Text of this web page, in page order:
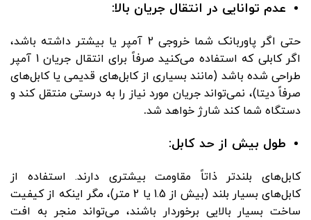
عدم توانایی در انتقال جریان بالا:
حتی اگر پاوربانک شما خروجی 2 آمپر یا بیشتر داشته باشد،
اگر کابلی که استفاده می‌کنید صرفاً برای انتقال جریان 1 آمپر
طراحی شده باشد (مانند بسیاری از کابل‌های قدیمی یا کابل‌های
صرفاً دیتا)، نمی‌تواند جریان مورد نیاز را به درستی منتقل کند و
دستگاه شما کند شارژ خواهد شد.
طول بیش از حد کابل:
کابل‌های بلندتر ذاتاً مقاومت بیشتری دارند. استفاده از
کابل‌های بسیار بلند (بیش از 1.5 یا 2 متر)، مگر اینکه از کیفیت
ساخت بسیار بالایی برخوردار باشند، می‌تواند منجر به افت